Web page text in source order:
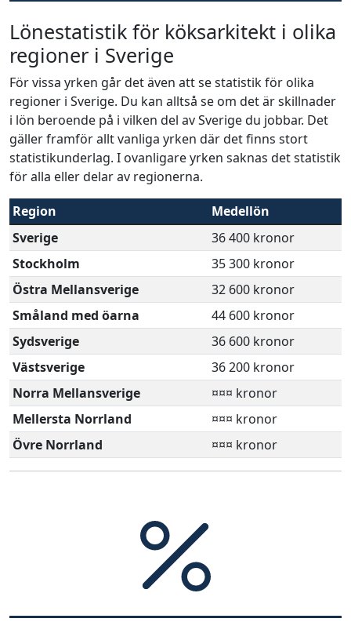
Lönestatistik för köksarkitekt i olika
regioner i Sverige
För vissa yrken går det även att se statistik för olika
regioner i Sverige. Du kan alltså se om det är skillnader
i lön beroende på i vilken del av Sverige du jobbar. Det
gäller framför allt vanliga yrken där det finns stort
statistikunderlag. I ovanligare yrken saknas det statistik
för alla eller delar av regionerna.
Region
Medellön
Sverige
36 400 kronor
Stockholm
35 300 kronor
Östra Mellansverige
32 600 kronor
Småland med öarna
44 600 kronor
Sydsverige
36 600 kronor
Västsverige
36 200 kronor
Norra Mellansverige
¤¤¤ kronor
Mellersta Norrland
¤¤¤ kronor
Övre Norrland
¤¤¤ kronor